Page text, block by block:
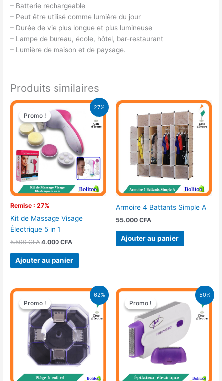
– Batterie rechargeable
– Peut être utilisé comme lumière du jour
– Durée de vie plus longue et plus lumineuse
– Lampe de bureau, école, hôtel, bar-restaurant
– Lumière de maison et de paysage.
Produits similaires
27%
Promo !
Remise : 27%
Promo !
Kit de Massage Visage
Électrique 5 in 1
5.500CFA
Le
prix
initial
était :
5.500 CFA.
4.000CFA
Le
est :
4.000 CFA.
Ajouter au panier
Armoire 4 Battants Simple A
55.000 CFA
Ajouter au panier
62%
Promo !
Promo !
Le
prix
initial
était :
13.000 CFA.
Le
actuel
est :
5.000 CFA.
50%
Promo !
Promo !
Le
prix
initial
était :
15.000 CFA.
Le
actuel
7.500 CFA.